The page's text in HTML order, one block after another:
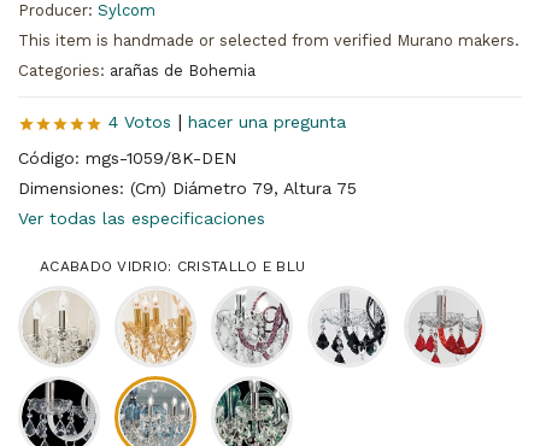
Producer: Sylcom
This item is handmade or selected from verified Murano makers.
Categories: arañas de Bohemia
4 Votos | hacer una pregunta
Código: mgs-1059/8K-DEN
Dimensiones: (Cm) Diámetro 79, Altura 75
Ver todas las especificaciones
ACABADO VIDRIO: CRISTALLO E BLU